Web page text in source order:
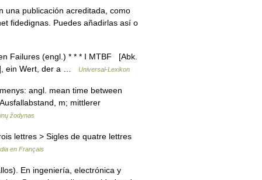
una publicación acreditada, como
fidedignas. Puedes añadirlas así o
Failures (engl.) * * * I MTBF [Abk.
ein Wert, der a …
Universal-Lexikon
angl. mean time between
m; mittlerer
žodynas
lettres > Sigles de quatre lettres
en Français
En ingeniería, electrónica y